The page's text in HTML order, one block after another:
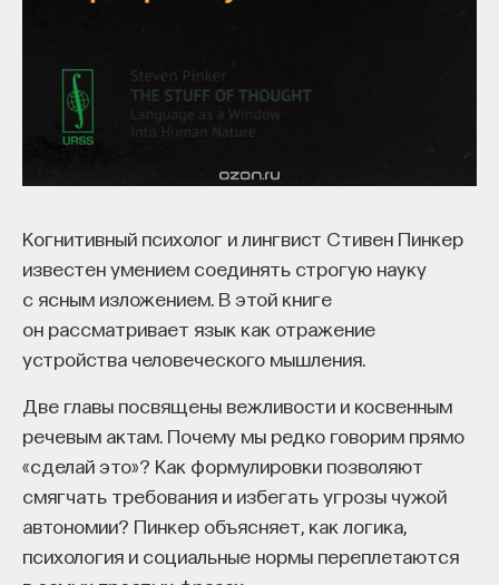
Когнитивный психолог и лингвист Стивен Пинкер
известен умением соединять строгую науку
с ясным изложением. В этой книге
он рассматривает язык как отражение
устройства человеческого мышления.
Две главы посвящены вежливости и косвенным
речевым актам. Почему мы редко говорим прямо
«сделай это»? Как формулировки позволяют
смягчать требования и избегать угрозы чужой
автономии? Пинкер объясняет, как логика,
психология и социальные нормы переплетаются